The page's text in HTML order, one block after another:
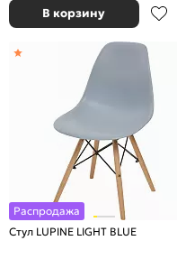
В корзину
Распродажа
Стул LUPINE LIGHT BLUE